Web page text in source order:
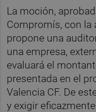
La moción,
Compromís, con la
propone una
una empresa,
evaluará el
presentada en el
Valencia CF. De
y exigir